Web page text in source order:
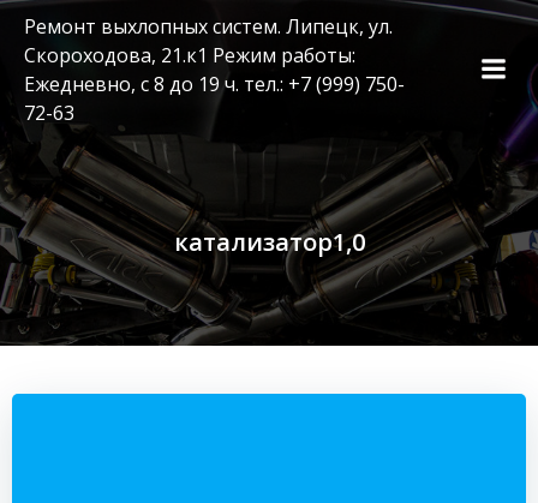
Перейти
к
содержимому
Ремонт выхлопных систем. Липецк, ул.
Скороходова, 21.к1 Режим работы:
Ежедневно, с 8 до 19 ч. тел.: +7 (999) 750-
72-63
катализатор1,0